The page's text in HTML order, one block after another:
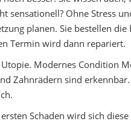
sensationell? Ohne Stress
planen. Sie bestellen
Termin wird dann repariert.
Modernes Condition
Zahnrädern sind
Schaden wird sich